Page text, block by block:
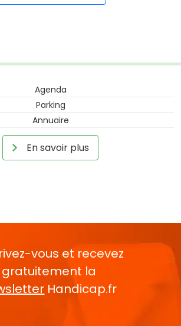
Agenda
Parking
Annuaire
En savoir plus
vous et recevez
gratuitement la
Handicap.fr